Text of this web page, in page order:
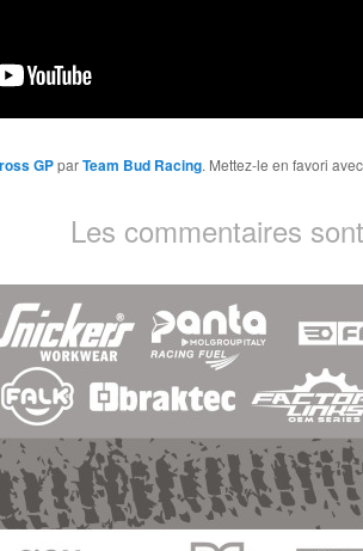
GPparTeam Bud Racing. Mettez-le en favori
Les commentaires